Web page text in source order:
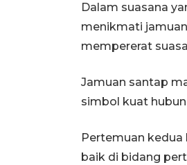
Dalam suasana
menikmati
mempererat
Jamuan santap
simbol kuat
Pertemuan
baik di bidang